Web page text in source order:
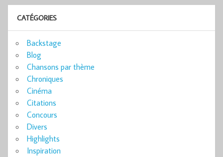
CATÉGORIES
Backstage
Blog
Chansons par thème
Chroniques
Cinéma
Citations
Concours
Divers
Highlights
Inspiration